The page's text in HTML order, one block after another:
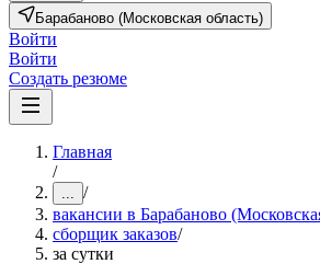
Барабаново (Московская область)
Войти
Войти
Создать резюме
Главная
/
... /
вакансии в Барабаново
сборщик заказов/
за сутки